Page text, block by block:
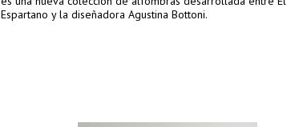
Espartano y la diseñadora Agustina Bottoni.